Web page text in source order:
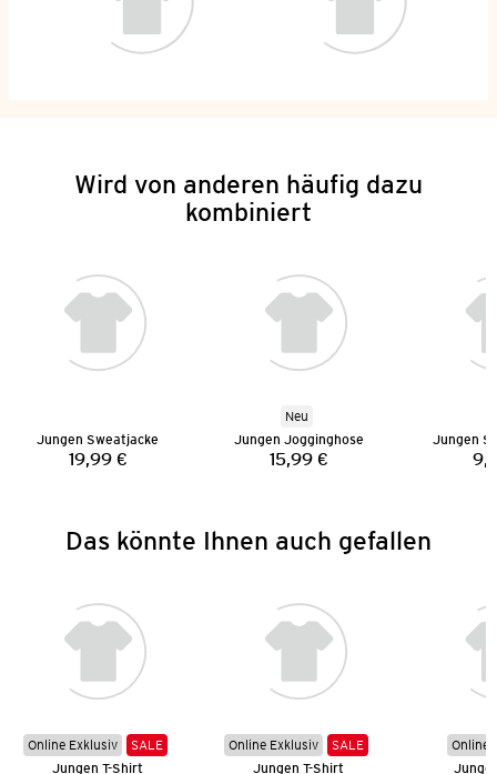
Wird von anderen häufig dazu
kombiniert
Jungen Sweatjacke
Preis:
19,99 €
Neu
Jungen Jogginghose
Preis:
15,99 €
Jungen
Das könnte Ihnen auch gefallen
Online Exklusiv
SALE
Jungen T-Shirt
Online Exklusiv
SALE
Jungen T-Shirt
Online